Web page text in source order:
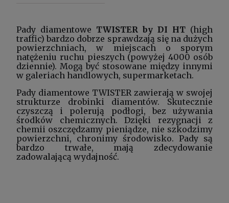
Pady diamentowe TWISTER by DI HT (high
traffic) bardzo dobrze sprawdzają się na dużych
powierzchniach, w miejscach o sporym
natężeniu ruchu pieszych (powyżej 4000 osób
dziennie). Mogą być stosowane między innymi
w galeriach handlowych, supermarketach.
Pady diamentowe TWISTER zawierają w swojej
strukturze drobinki diamentów. Skutecznie
czyszczą i polerują podłogi, bez używania
środków chemicznych. Dzięki rezygnacji z
chemii oszczędzamy pieniądze, nie szkodzimy
powierzchni, chronimy środowisko. Pady są
bardzo trwałe, mają zdecydowanie
zadowalającą wydajność.